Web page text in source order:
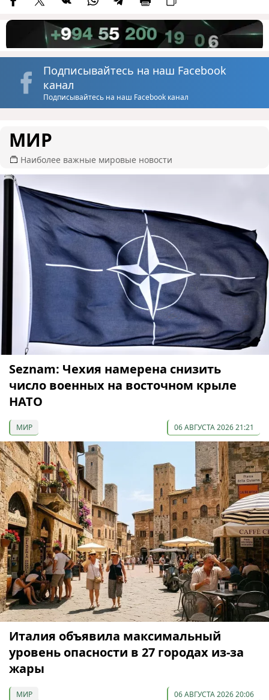
Подписывайтесь на наш Facebook
канал
Подписывайтесь на наш Facebook канал
МИР
Наиболее важные мировые новости
Seznam: Чехия намерена снизить
число военных на восточном крыле
НАТО
МИР 06 АВГУСТА 2026 21:21
Италия объявила максимальный
уровень опасности в 27 городах из-за
жары
МИР 06 АВГУСТА 2026 20:06